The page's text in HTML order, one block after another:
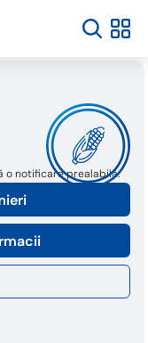
o notificare prealabilă.